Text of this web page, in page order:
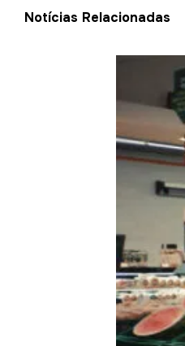
Notícias Relacionadas